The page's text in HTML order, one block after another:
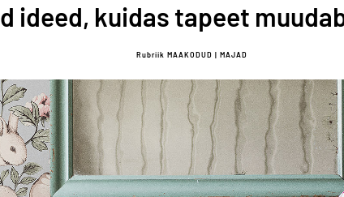
ideed, kuidas tapeet
Rubriik MAAKODUD | MAJAD